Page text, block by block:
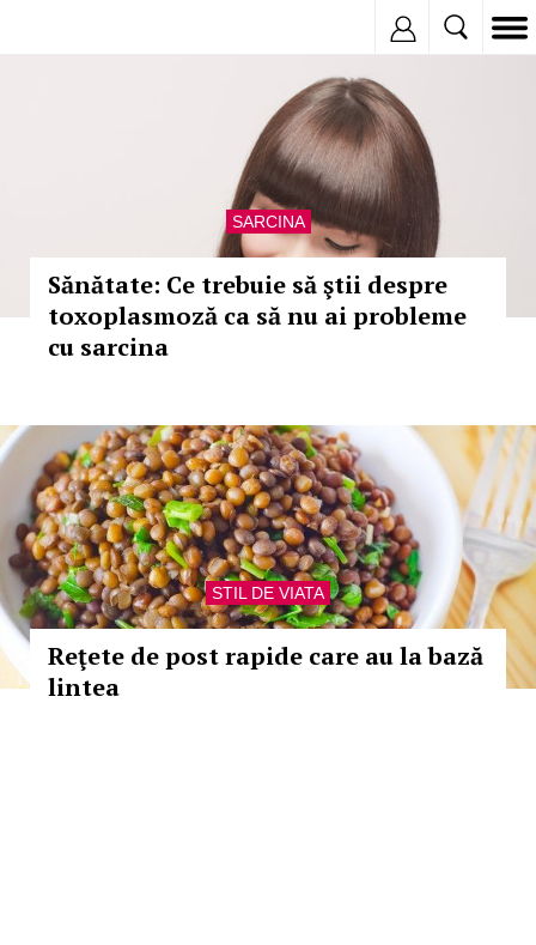
SARCINA
Sănătate: Ce trebuie să ştii despre
toxoplasmoză ca să nu ai probleme
cu sarcina
STIL DE VIATA
Reţete de post rapide care au la bază
lintea